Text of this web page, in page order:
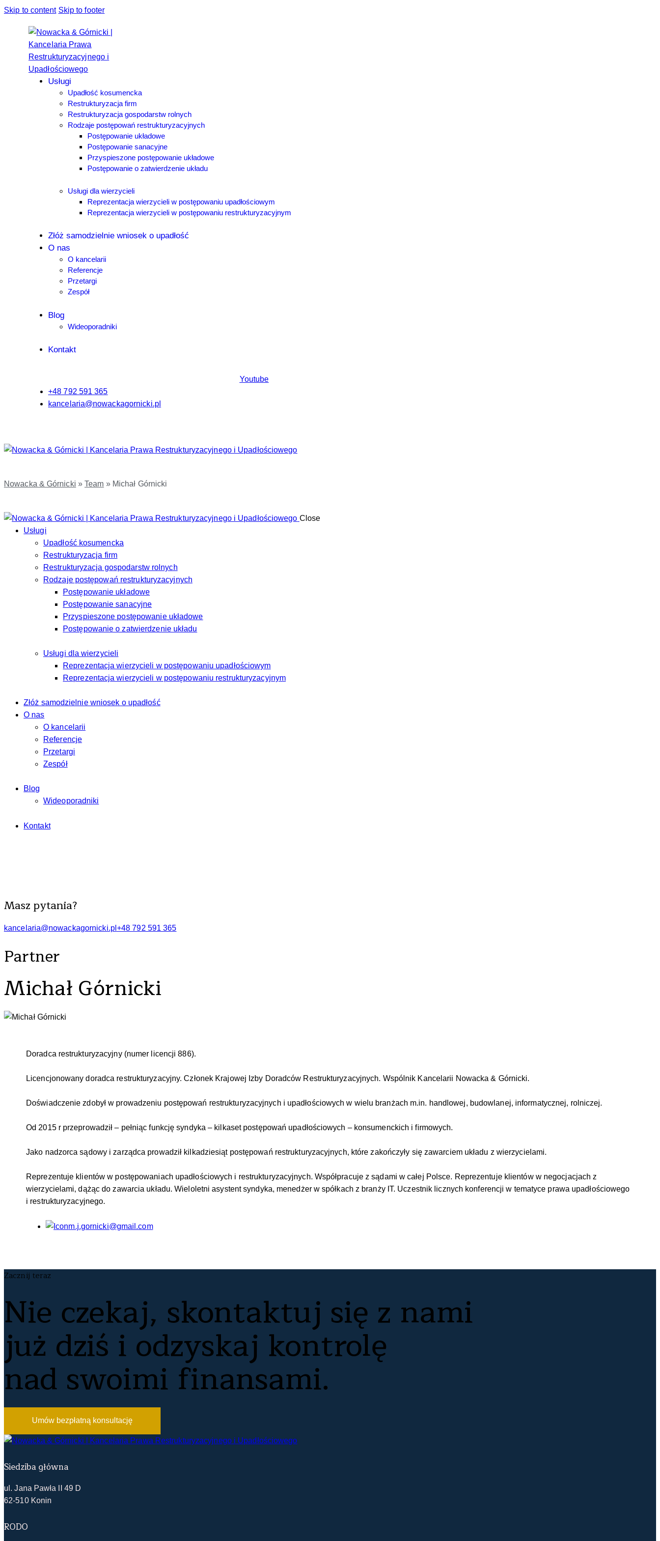
Skip to content Skip to footer
Usługi
Upadłość kosumencka
Restrukturyzacja firm
Restrukturyzacja gospodarstw rolnych
Rodzaje postępowań restrukturyzacyjnych
Postępowanie układowe
Postępowanie sanacyjne
Przyspieszone postępowanie układowe
Postępowanie o zatwierdzenie układu
Usługi dla wierzycieli
Reprezentacja wierzycieli w postępowaniu upadłościowym
Reprezentacja wierzycieli w postępowaniu restrukturyzacyjnym
Złóż samodzielnie wniosek o upadłość
O nas
O kancelarii
Referencje
Przetargi
Zespół
Blog
Wideoporadniki
Kontakt
Youtube
+48 792 591 365
kancelaria@nowackagornicki.pl
Nowacka & Górnicki »Team » Michał Górnicki
Close
Usługi
Upadłość kosumencka
Restrukturyzacja firm
Restrukturyzacja gospodarstw rolnych
Rodzaje postępowań restrukturyzacyjnych
Postępowanie układowe
Postępowanie sanacyjne
Przyspieszone postępowanie układowe
Postępowanie o zatwierdzenie układu
Usługi dla wierzycieli
Reprezentacja wierzycieli w postępowaniu upadłościowym
Reprezentacja wierzycieli w postępowaniu restrukturyzacyjnym
Złóż samodzielnie wniosek o upadłość
O nas
O kancelarii
Referencje
Przetargi
Zespół
Blog
Wideoporadniki
Kontakt
Masz pytania?
kancelaria@nowackagornicki.pl +48 792 591 365
Partner
Michał Górnicki
Doradca restrukturyzacyjny (numer licencji 886).
Licencjonowany doradca restrukturyzacyjny. Członek Krajowej Izby Doradców Restrukturyzacyjnych. Wspólnik Kancelarii Nowacka & Górnicki.
Doświadczenie zdobył w prowadzeniu postępowań restrukturyzacyjnych i upadłościowych w wielu branżach m.in. handlowej, budowlanej, informatycznej, rolniczej.
Od 2015 r przeprowadził – pełniąc funkcję syndyka – kilkaset postępowań upadłościowych – konsumenckich i firmowych.
Jako nadzorca sądowy i zarządca prowadził kilkadziesiąt postępowań restrukturyzacyjnych, które zakończyły się zawarciem układu z wierzycielami.
Reprezentuje klientów w postępowaniach upadłościowych i restrukturyzacyjnych. Współpracuje z sądami w całej Polsce. Reprezentuje klientów w negocjacjach z
wierzycielami, dążąc do zawarcia układu. Wieloletni asystent syndyka, menedżer w spółkach z branży IT. Uczestnik licznych konferencji w tematyce prawa upadłościowego
i restrukturyzacyjnego.
m.j.gornicki@gmail.com
Zacznij teraz
Nie czekaj, skontaktuj się z nami
już dziś i odzyskaj kontrolę
nad swoimi finansami.
Umów bezpłatną konsultację
Siedziba główna
ul. Jana Pawła II 49 D
62-510 Konin
RODO